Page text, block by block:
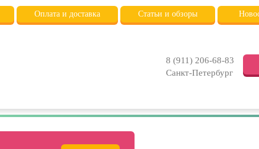
Оплата и доставка Статьи и обзоры
8 (911) 206-68-83
Санкт-Петербург